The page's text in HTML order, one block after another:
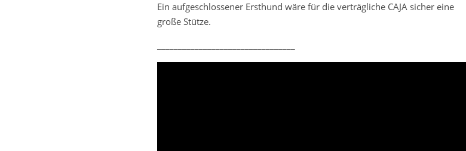
Ein aufgeschlossener Ersthund wäre für die verträgliche CAJA sicher eine
große Stütze.